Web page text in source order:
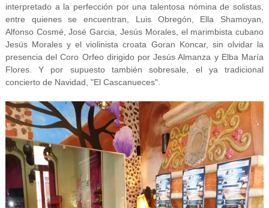
interpretado a la perfección por una talentosa nómina de solistas,
entre quienes se encuentran, Luis Obregón, Ella Shamoyan,
Alfonso Cosmé, José Garcia, Jesús Morales, el marimbista cubano
Jesús Morales y el violinista croata Goran Koncar, sin olvidar la
presencia del Coro Orfeo dirigido por Jesús Almanza y Elba María
Flores. Y por supuesto también sobresale, el ya tradicional
concierto de Navidad, "El Cascanueces".